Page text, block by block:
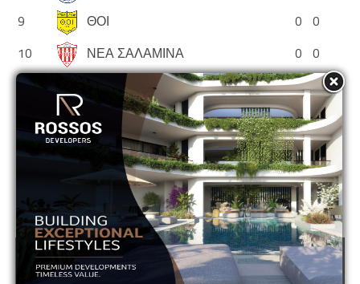
9
ΘΟΙ 0 0
10
ΝΕΑ ΣΑΛΑΜΙΝΑ 0 0
11
ΟΛΥΜΠΙΑΚΟΣ 0 0
ΟΜΟΝΟΙΑ 0 0
13
ΟΜΟΝΟΙΑ ΑΡΑΔΙΠΠΟΥ 0 0
ΠΑΦΟΣ 0 0
ADVERTISEMENT